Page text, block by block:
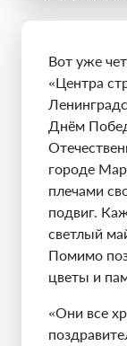
Вот уже
«Центра
Днём
городе
плечами
подвиг.
светлый
Помимо
цветы и
«Они все